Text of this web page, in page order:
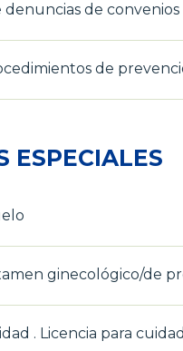
denuncias de convenios
de
ESPECIALES
ginecológico/de
. Licencia para